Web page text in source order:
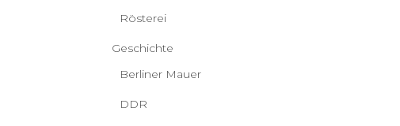
Rösterei
Geschichte
Berliner Mauer
DDR